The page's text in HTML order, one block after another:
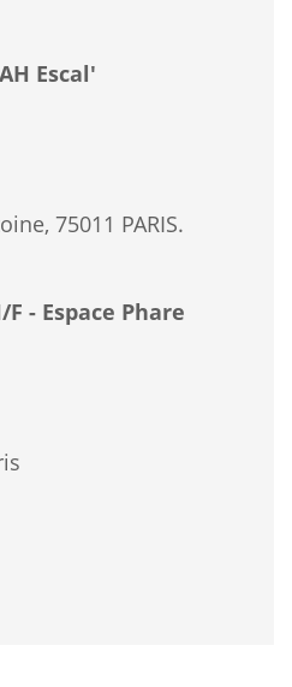
Escal'
75011 PARIS.
- Espace Phare